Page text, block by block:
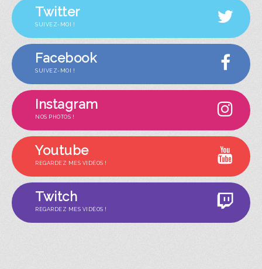
Twitter
SUIVEZ-MOI !
Facebook
SUIVEZ-MOI !
Instagram
NOS PHOTOS !
Youtube
REGARDEZ MES VIDÉOS !
Twitch
REGARDEZ MES VIDÉOS !